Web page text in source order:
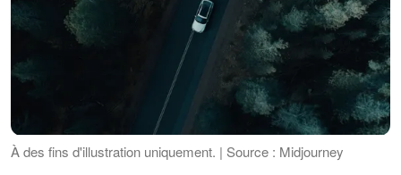
À des fins d'illustration uniquement. | Source : Midjourney